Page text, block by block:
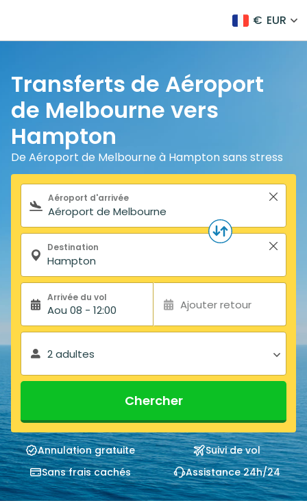
€ EUR
Transferts de Aéroport
de Melbourne vers
Hampton
De Aéroport de Melbourne à Hampton sans stress
Formulaire de recherche
Aéroport d'arrivée
Destination
Arrivée du vol
Aou 08 - 12:00 Ajouter retour
2 adultes
Chercher
Annulation gratuite
Suivi de vol
Sans frais cachés
Assistance 24h/24